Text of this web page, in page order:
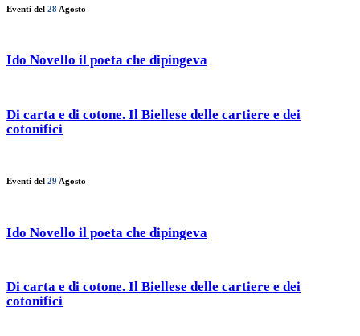
Eventi del 28 Agosto
Ido Novello il poeta che dipingeva
Di carta e di cotone. Il Biellese delle cartiere e dei
cotonifici
Eventi del 29 Agosto
Ido Novello il poeta che dipingeva
Di carta e di cotone. Il Biellese delle cartiere e dei
cotonifici